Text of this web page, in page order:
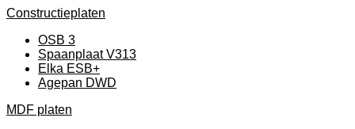
Constructieplaten
OSB 3
Spaanplaat V313
Elka ESB+
Agepan DWD
MDF platen